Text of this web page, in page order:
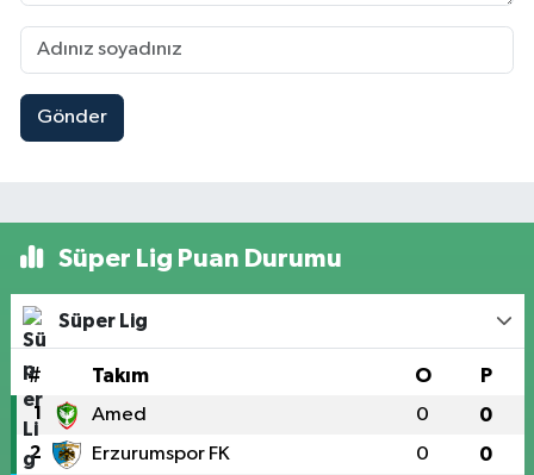
Gönder
Süper Lig Puan Durumu
Süper Lig
# Takım O P
1 Amed 0 0
2 Erzurumspor FK 0 0